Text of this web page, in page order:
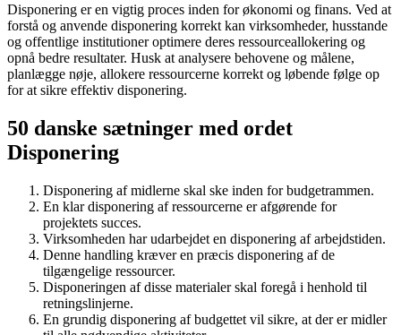
Disponering er en vigtig proces inden for økonomi og finans. Ved at
forstå og anvende disponering korrekt kan virksomheder, husstande
og offentlige institutioner optimere deres ressourceallokering og
opnå bedre resultater. Husk at analysere behovene og målene,
planlægge nøje, allokere ressourcerne korrekt og løbende følge op
for at sikre effektiv disponering.
50 danske sætninger med ordet
Disponering
Disponering af midlerne skal ske inden for budgetrammen.
En klar disponering af ressourcerne er afgørende for
projektets succes.
Virksomheden har udarbejdet en disponering af arbejdstiden.
Denne handling kræver en præcis disponering af de
tilgængelige ressourcer.
Disponeringen af disse materialer skal foregå i henhold til
retningslinjerne.
En grundig disponering af budgettet vil sikre, at der er midler